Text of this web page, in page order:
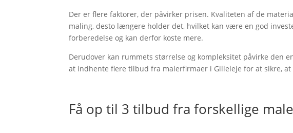
Der er flere faktorer, der påvirker prisen. Kvaliteten af de
maling, desto længere holder det, hvilket kan være en god
forberedelse og kan derfor koste mere.
Derudover kan rummets størrelse og kompleksitet påvirke den
at indhente flere tilbud fra malerfirmaer i Gilleleje for at sikre,
Få op til 3 tilbud fra forskellige